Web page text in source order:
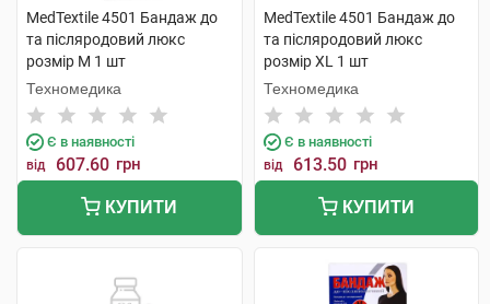
MedTextile 4501 Бандаж до
та післяродовий люкс
розмір М 1 шт
Техномедика
Є в наявності
від 607.60 грн
КУПИТИ
MedTextile 4501 Бандаж до
та післяродовий люкс
розмір ХL 1 шт
Техномедика
Є в наявності
від 613.50 грн
КУПИТИ